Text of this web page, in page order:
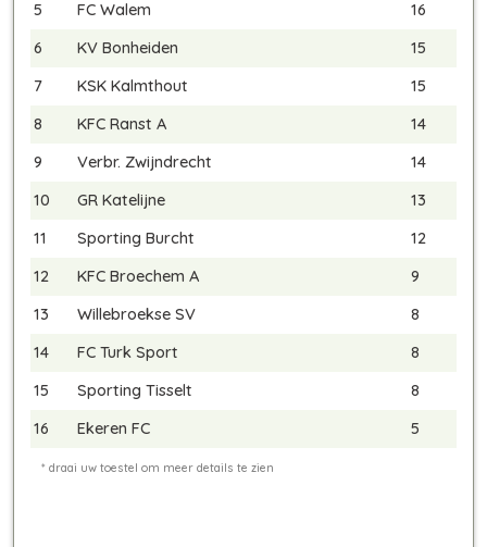
5 FC Walem
16
6
KV Bonheiden
15
7
KSK Kalmthout
15
8
KFC Ranst A
14
9
Verbr. Zwijndrecht
14
10
GR Katelijne
13
11
Sporting Burcht
12
12
KFC Broechem A
9
13
Willebroekse SV
8
14
FC Turk Sport
8
15
Sporting Tisselt
8
16
Ekeren FC 5